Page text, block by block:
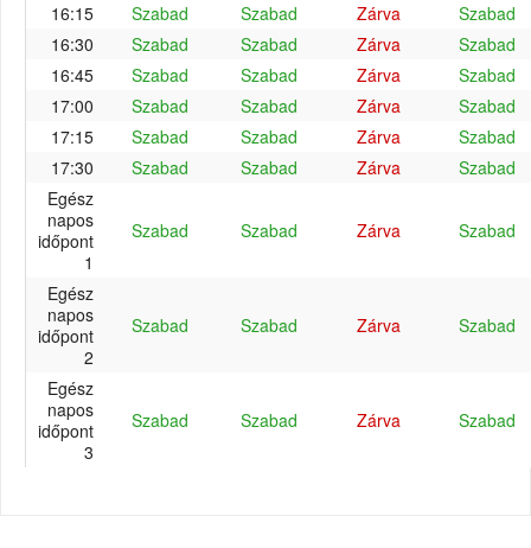
16:15
Szabad Szabad Zárva
Szabad
16:30
Szabad Szabad Zárva
Szabad
16:45
Szabad Szabad Zárva
Szabad
17:00
Szabad Szabad Zárva
Szabad
17:15
Szabad Szabad Zárva
Szabad
17:30
Szabad Szabad Zárva
Szabad
Egész
napos
időpont
1
Szabad Szabad Zárva Szabad
Egész
napos
időpont
2
Szabad Szabad Zárva Szabad
Egész
napos
időpont
3
Szabad Szabad Zárva Szabad